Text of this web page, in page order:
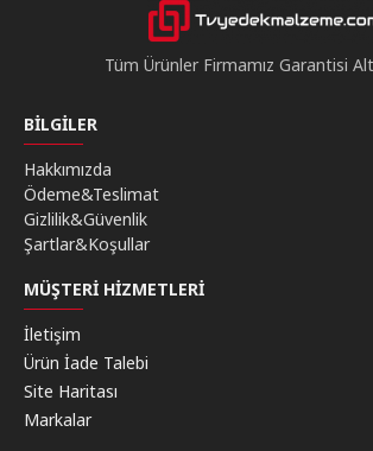
Tüm Ürünler Firmamız Garantisi
BILGILER
Hakkımızda
Ödeme&Teslimat
Gizlilik&Güvenlik
Şartlar&Koşullar
MÜŞTERI HIZMETLERI
İletişim
Ürün İade Talebi
Site Haritası
Markalar